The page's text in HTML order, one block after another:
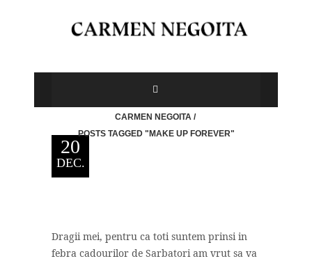
CARMEN NEGOITA /
POSTS TAGGED "MAKE UP FOREVER"
20
DEC.
Dragii mei, pentru ca toti suntem prinsi in
febra cadourilor de Sarbatori am vrut sa va